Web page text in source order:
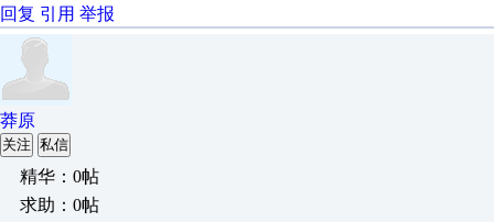
回复 引用 举报
莽原
关注 私信
精华：0帖
求助：0帖